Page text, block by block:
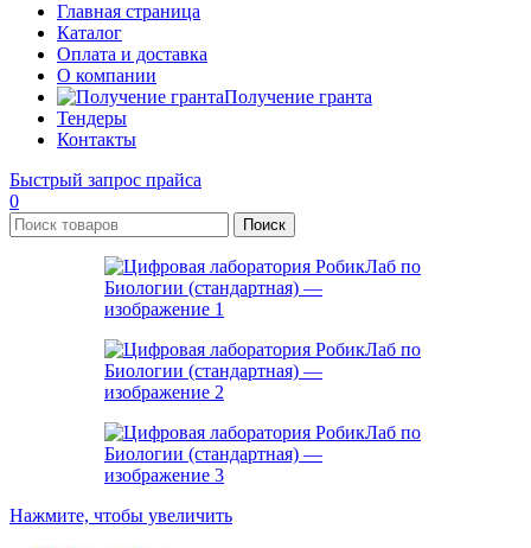
Главная страница
Каталог
Оплата и доставка
О компании
Получение гранта
Тендеры
Контакты
Быстрый запрос прайса
0
Поиск
Нажмите, чтобы увеличить